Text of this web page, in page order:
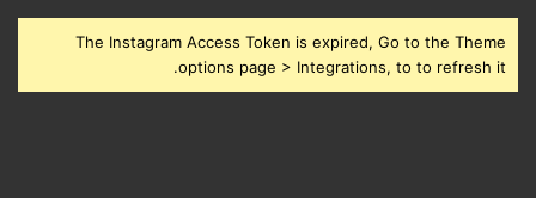
The Instagram Access Token is expired, Go to the Theme
options page > Integrations, to to refresh it.